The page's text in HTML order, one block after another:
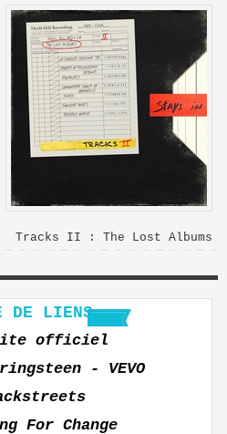
Tracks II : The Lost Albums
DE LIENS
officiel
- VEVO
For Change